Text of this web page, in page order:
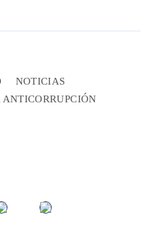
NOTICIAS
ANTICORRUPCIÓN